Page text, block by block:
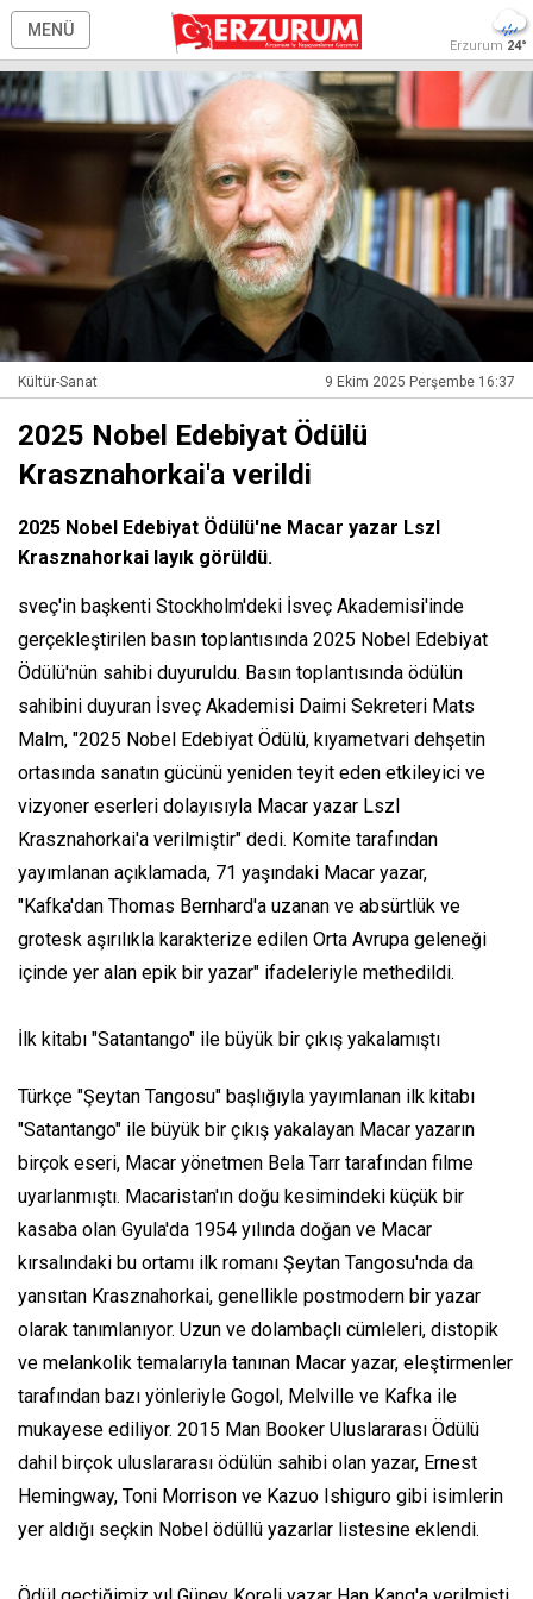
MENÜ
Erzurum 24°
Kültür-Sanat 9 Ekim 2025 Perşembe 16:37
2025 Nobel Edebiyat Ödülü
Krasznahorkai'a verildi
2025 Nobel Edebiyat Ödülü'ne Macar yazar Lszl
Krasznahorkai layık görüldü.
sveç'in başkenti Stockholm'deki İsveç Akademisi'inde
gerçekleştirilen basın toplantısında 2025 Nobel Edebiyat
Ödülü'nün sahibi duyuruldu. Basın toplantısında ödülün
sahibini duyuran İsveç Akademisi Daimi Sekreteri Mats
Malm, "2025 Nobel Edebiyat Ödülü, kıyametvari dehşetin
ortasında sanatın gücünü yeniden teyit eden etkileyici ve
vizyoner eserleri dolayısıyla Macar yazar Lszl
Krasznahorkai'a verilmiştir" dedi. Komite tarafından
yayımlanan açıklamada, 71 yaşındaki Macar yazar,
"Kafka'dan Thomas Bernhard'a uzanan ve absürtlük ve
grotesk aşırılıkla karakterize edilen Orta Avrupa geleneği
içinde yer alan epik bir yazar" ifadeleriyle methedildi.
İlk kitabı "Satantango" ile büyük bir çıkış yakalamıştı
Türkçe "Şeytan Tangosu" başlığıyla yayımlanan ilk kitabı
"Satantango" ile büyük bir çıkış yakalayan Macar yazarın
birçok eseri, Macar yönetmen Bela Tarr tarafından filme
uyarlanmıştı. Macaristan'ın doğu kesimindeki küçük bir
kasaba olan Gyula'da 1954 yılında doğan ve Macar
kırsalındaki bu ortamı ilk romanı Şeytan Tangosu'nda da
yansıtan Krasznahorkai, genellikle postmodern bir yazar
olarak tanımlanıyor. Uzun ve dolambaçlı cümleleri, distopik
ve melankolik temalarıyla tanınan Macar yazar, eleştirmenler
tarafından bazı yönleriyle Gogol, Melville ve Kafka ile
mukayese ediliyor. 2015 Man Booker Uluslararası Ödülü
dahil birçok uluslararası ödülün sahibi olan yazar, Ernest
Hemingway, Toni Morrison ve Kazuo Ishiguro gibi isimlerin
yer aldığı seçkin Nobel ödüllü yazarlar listesine eklendi.